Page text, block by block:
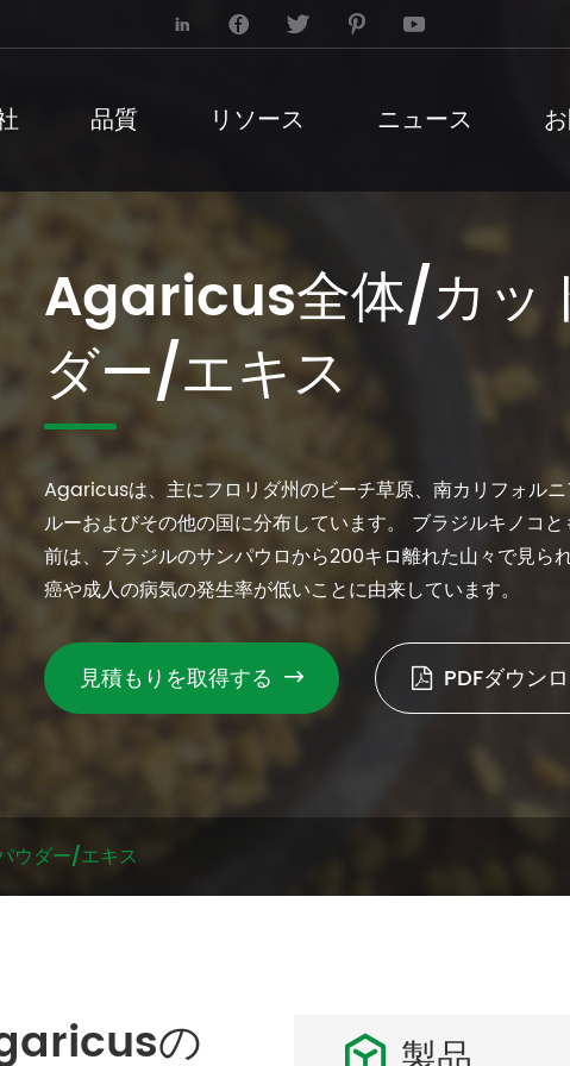
    
品質 リソース ニュース
Agaricus全体/カッ
ダー/エキス
Agaricusは、主にフロリダ州のビーチ草原、南カリフォル
ルーおよびその他の国に分布しています。 ブラジルキノコ
前は、ブラジルのサンパウロから200キロ離れた山々で見ら
癌や成人の病気の発生率が低いことに由来しています。
見積もりを取得する  PDFダウン
ダー/エキス
の